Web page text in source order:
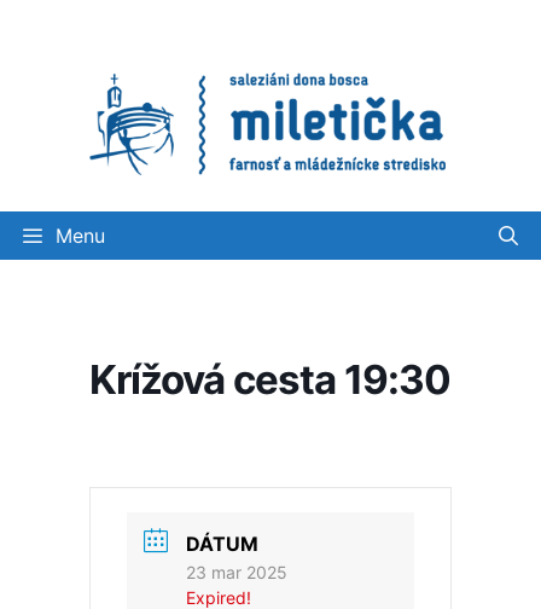
Menu
Krížová cesta 19:30
DÁTUM
23 mar 2025
Expired!